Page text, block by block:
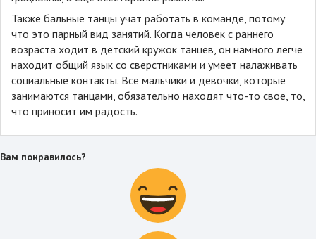
Также бальные танцы учат работать в команде, потому
что это парный вид занятий. Когда человек с раннего
возраста ходит в детский кружок танцев, он намного легче
находит общий язык со сверстниками и умеет налаживать
социальные контакты. Все мальчики и девочки, которые
занимаются танцами, обязательно находят что-то свое, то,
что приносит им радость.
Вам понравилось?